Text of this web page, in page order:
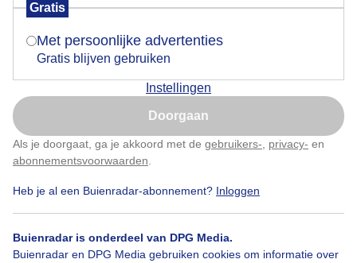
Gratis
Met persoonlijke advertenties
Gratis blijven gebruiken
Instellingen
Doorgaan
Als je doorgaat, ga je akkoord met de gebruikers- privacy- en
abonnementsvoorwaarden
Heb je al een Buienradar-abonnement? Inloggen
Buienradar is onderdeel van DPG Media.
Buienradar en DPG Media gebruiken cookies om informatie over
Parapluweer op Blue Monday
Door: Ton Wesselius Gemaakt: 16-01-2023, 301x bekeken
Is goed, toon de popup
Nu niet, misschien later
Klik hierom dit aan te passen